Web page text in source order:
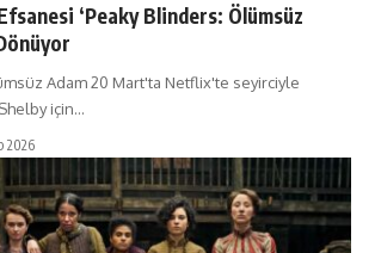
‘Peaky Blinders: Ölümsüz
Adam 20 Mart'ta Netflix'te seyirciyle
için…
2026